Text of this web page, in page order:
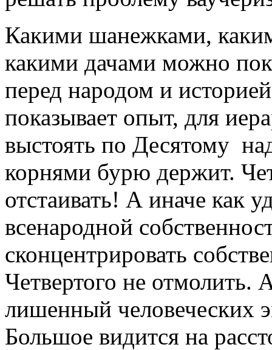
Какими шанежками,
какими дачами можно
перед народом и
показывает опыт, для
выстоять по Десятому
корнями бурю держит.
отстаивать! А иначе как
всенародной
сконцентрировать
Четвертого не
лишенный человеческих
Большое видится на